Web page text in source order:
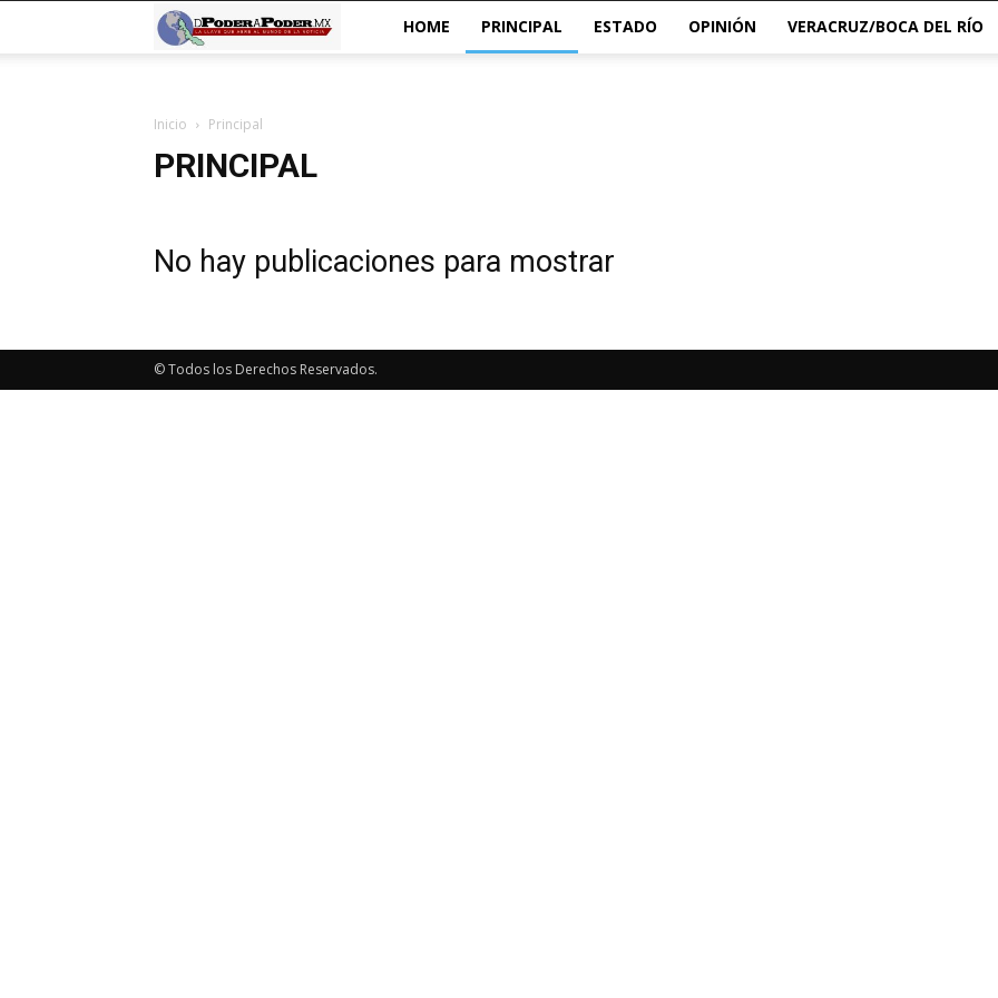
HOME PRINCIPAL ESTADO OPINIÓN VERACRUZ/BOCA DEL RÍO
Inicio Principal
PRINCIPAL
No hay publicaciones para mostrar
© Todos los Derechos Reservados.